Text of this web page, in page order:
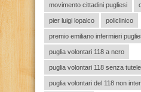
movimento cittadini pugliesi
pier luigi lopalco policlinico
premio emiliano infermieri
puglia volontari 118 a nero
puglia volontari 118 senza
puglia volontari del 118 non